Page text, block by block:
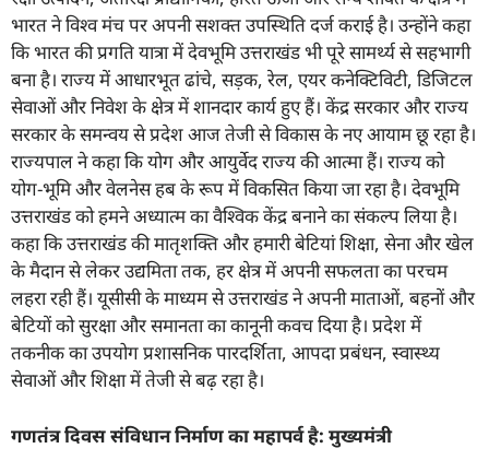
भारत ने विश्व मंच पर अपनी सशक्त उपस्थिति दर्ज कराई है। उन्होंने कहा
कि भारत की प्रगति यात्रा में देवभूमि उत्तराखंड भी पूरे सामर्थ्य से सहभागी
बना है। राज्य में आधारभूत ढांचे, सड़क, रेल, एयर कनेक्टिविटी, डिजिटल
सेवाओं और निवेश के क्षेत्र में शानदार कार्य हुए हैं। केंद्र सरकार और राज्य
सरकार के समन्वय से प्रदेश आज तेजी से विकास के नए आयाम छू रहा है।
राज्यपाल ने कहा कि योग और आयुर्वेद राज्य की आत्मा हैं। राज्य को
योग-भूमि और वेलनेस हब के रूप में विकसित किया जा रहा है। देवभूमि
उत्तराखंड को हमने अध्यात्म का वैश्विक केंद्र बनाने का संकल्प लिया है।
कहा कि उत्तराखंड की मातृशक्ति और हमारी बेटियां शिक्षा, सेना और खेल
के मैदान से लेकर उद्यमिता तक, हर क्षेत्र में अपनी सफलता का परचम
लहरा रही हैं। यूसीसी के माध्यम से उत्तराखंड ने अपनी माताओं, बहनों और
बेटियों को सुरक्षा और समानता का कानूनी कवच दिया है। प्रदेश में
तकनीक का उपयोग प्रशासनिक पारदर्शिता, आपदा प्रबंधन, स्वास्थ्य
सेवाओं और शिक्षा में तेजी से बढ़ रहा है।
गणतंत्र दिवस संविधान निर्माण का महापर्व है: मुख्यमंत्री